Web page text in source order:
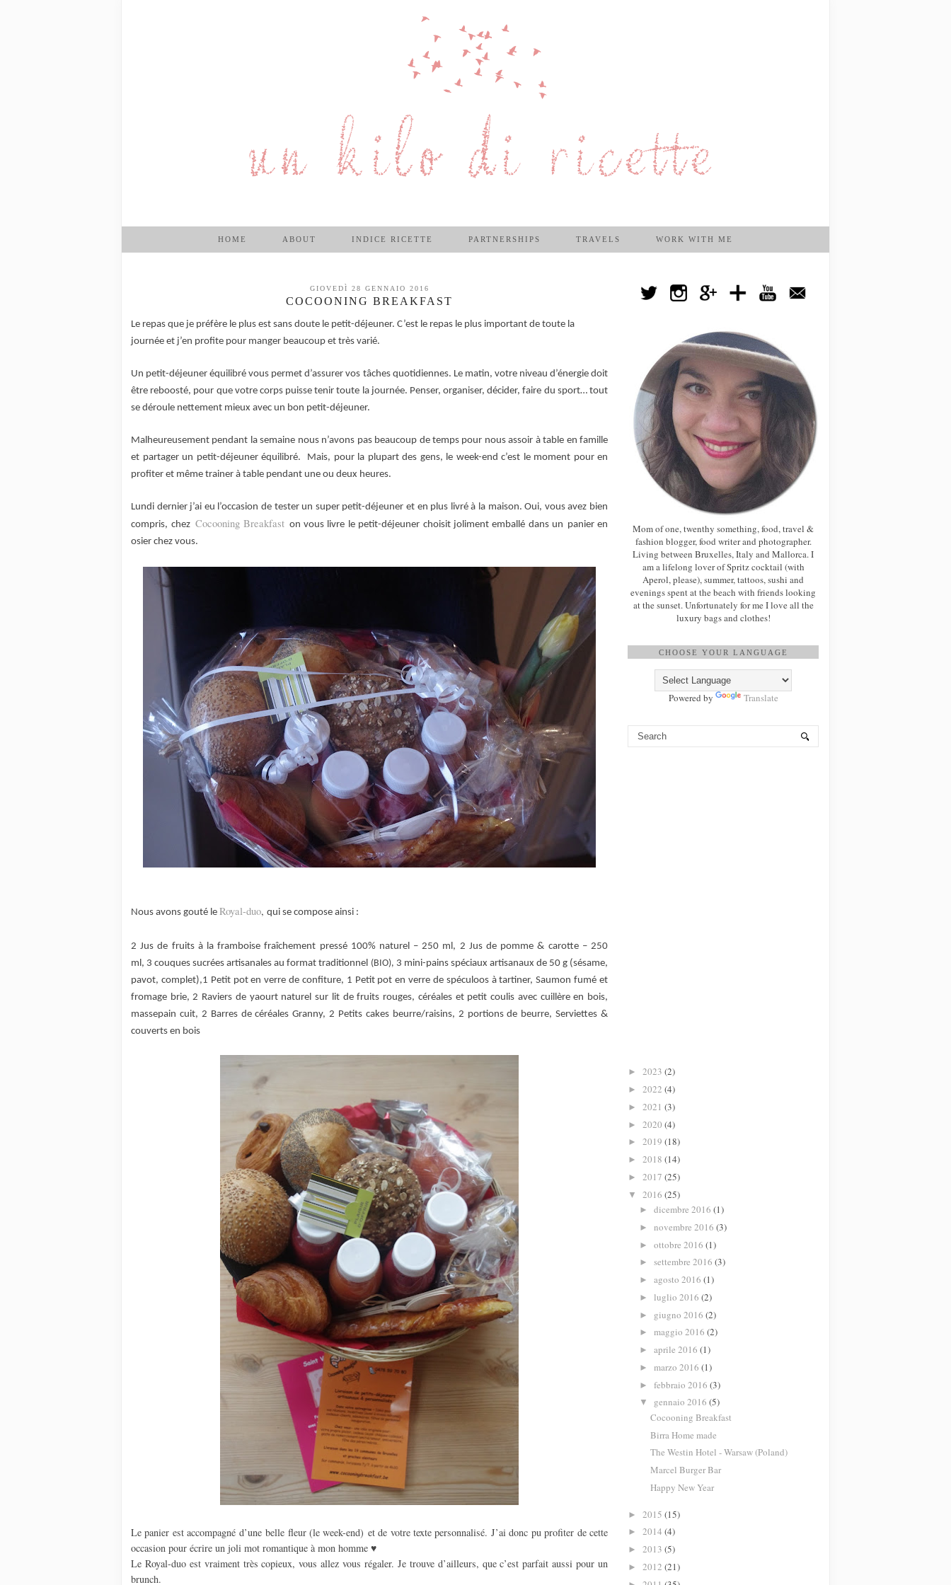
HOME ABOUT INDICE RICETTE PARTNERSHIPS TRAVELS WORK WITH ME
GIOVEDÌ 28 GENNAIO 2016
COCOONING BREAKFAST
Le repas que je préfère le plus est sans doute le petit-déjeuner. C’est le repas le plus important de toute la
journée et j’en profite pour manger beaucoup et très varié.
Un petit-déjeuner équilibré vous permet d’assurer vos tâches quotidiennes. Le matin, votre niveau d’énergie doit
être reboosté, pour que votre corps puisse tenir toute la journée. Penser, organiser, décider, faire du sport… tout
se déroule nettement mieux avec un bon petit-déjeuner.
Malheureusement pendant la semaine nous n’avons pas beaucoup de temps pour nous assoir à table en famille
et partager un petit-déjeuner équilibré.
Mais, pour la plupart des gens, le week-end c’est le moment pour en
profiter et même trainer à table pendant une ou deux heures.
Lundi dernier j’ai eu l’occasion de tester un super petit-déjeuner et en plus livré à la maison. Oui, vous avez bien
compris, chez Cocooning Breakfast on vous livre le petit-déjeuner choisit joliment emballé dans un panier en
osier chez vous.
Nous avons gouté le Royal-duo, qui se compose ainsi :
2 Jus de fruits à la framboise fraîchement pressé 100% naturel – 250 ml, 2 Jus de pomme & carotte – 250
ml, 3 couques sucrées artisanales au format traditionnel (BIO), 3 mini-pains spéciaux artisanaux de 50 g (sésame,
pavot, complet),1 Petit pot en verre de confiture, 1 Petit pot en verre de spéculoos à tartiner, Saumon fumé et
fromage brie,2 Raviers de yaourt naturel sur lit de fruits rouges, céréales et petit coulis avec cuillère en bois,
massepain cuit, 2 Barres de céréales Granny,2 Petits cakes beurre/raisins, 2 portions de beurre,Serviettes &
couverts en bois
Le panier est accompagné d’une belle fleur (le week-end) et de votre texte personnalisé. J’ai donc pu profiter de cette
occasion pour écrire un joli mot romantique à mon homme ♥
Le Royal-duo est vraiment très copieux, vous allez vous régaler. Je trouve d’ailleurs, que c’est parfait aussi pour un
brunch.
Mom of one, twenthy something, food, travel &
fashion blogger, food writer and photographer.
Living between Bruxelles, Italy and Mallorca. I
am a lifelong lover of Spritz cocktail (with
Aperol, please), summer, tattoos, sushi and
evenings spent at the beach with friends looking
at the sunset. Unfortunately for me I love all the
luxury bags and clothes!
CHOOSE YOUR LANGUAGE
Powered by Translate
► 2023 (2)
► 2022 (4)
► 2021 (3)
► 2020 (4)
► 2019 (18)
► 2018 (14)
► 2017 (25)
▼ 2016 (25)
► dicembre 2016 (1)
► novembre 2016 (3)
► ottobre 2016 (1)
► settembre 2016 (3)
► agosto 2016 (1)
► luglio 2016 (2)
► giugno 2016 (2)
► maggio 2016 (2)
► aprile 2016 (1)
► marzo 2016 (1)
► febbraio 2016 (3)
▼ gennaio 2016 (5)
Cocooning Breakfast
Birra Home made
The Westin Hotel - Warsaw (Poland)
Marcel Burger Bar
Happy New Year
► 2015 (15)
► 2014 (4)
► 2013 (5)
► 2012 (21)